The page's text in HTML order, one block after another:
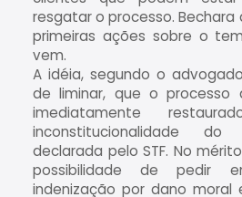
resgatar o processo.
primeiras ações sobre o
vem.
A idéia, segundo o
de liminar, que o processo
imediatamente
inconstitucionalidade
declarada pelo STF. No
possibilidade de pedir
indenização por dano moral